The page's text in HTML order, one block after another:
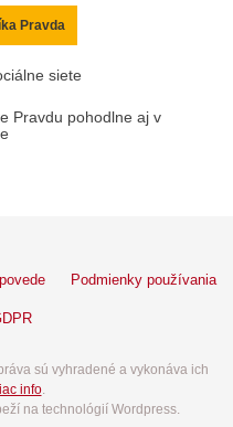
Pravda
siete
Pravdu pohodlne aj v
Podmienky používania
sú vyhradené a vykonáva ich
info.
na technológií Wordpress.